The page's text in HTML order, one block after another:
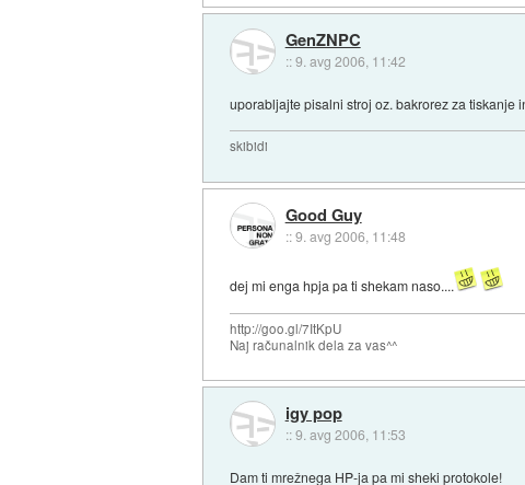
GenZNPC
::9. avg 2006, 11:42
uporabljajte pisalni stroj oz. bakrorez za tiskanje
skibidi
Good Guy
::9. avg 2006, 11:48
dej mi enga hpja pa ti shekam naso....
http://goo.gl/7ItKpU
Naj računalnik dela za vas^^
igy pop
::9. avg 2006, 11:53
Dam ti mrežnega HP-ja pa mi sheki protokole!